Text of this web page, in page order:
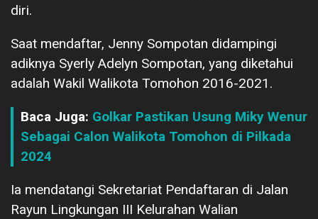
diri.
Saat mendaftar, Jenny Sompotan didampingi
adiknya Syerly Adelyn Sompotan, yang diketahui
adalah Wakil Walikota Tomohon 2016-2021.
Baca Juga: Golkar Pastikan Usung Miky Wenur
Sebagai Calon Walikota Tomohon di Pilkada
2024
Ia mendatangi Sekretariat Pendaftaran di Jalan
Rayun Lingkungan III Kelurahan Walian